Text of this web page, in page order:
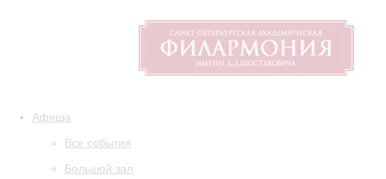
Афиша
Все события
Большой зал